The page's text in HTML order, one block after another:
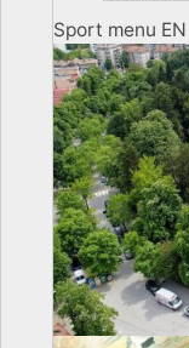
Sport menu EN